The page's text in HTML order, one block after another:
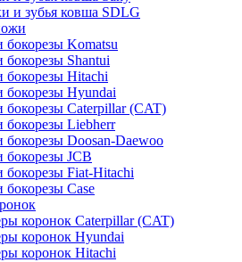
и зубья ковша SDLG
Komatsu
Shantui
Hitachi
Hyundai
Caterpillar (CAT)
Liebherr
Doosan-Daewoo
JCB
Fiat-Hitachi
Case
коронок Caterpillar (CAT)
коронок Hyundai
коронок Hitachi